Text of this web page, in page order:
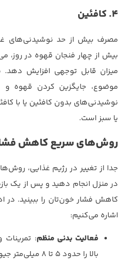
4. کافئین
مصرف بیش از حد نوشیدنی‌های
بیش از چهار فنجان قهوه در روز،
میزان قابل توجهی افزایش دهد.
موضوع، جایگزین کردن قهوه و
نوشیدنی‌های بدون کافئین یا با
یا سبز است.
روش‌های سریع کاهش
جدا از تغییر در رژیم غذایی،
در منزل انجام دهید و پس از یک
کاهش فشار خون‌تان را ببینید. در
اشاره می‌کنیم:
فعالیت بدنی منظم:
بالا را حدود ۵